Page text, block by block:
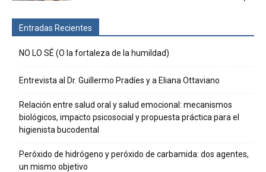
Entradas Recientes
NO LO SÉ (O la fortaleza de la humildad)
Entrevista al Dr. Guillermo Pradíes y a Eliana Ottaviano
Relación entre salud oral y salud emocional: mecanismos
biológicos, impacto psicosocial y propuesta práctica para el
higienista bucodental
Peróxido de hidrógeno y peróxido de carbamida: dos agentes,
un mismo objetivo